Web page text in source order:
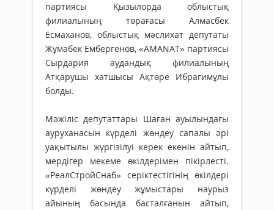
партиясы Қызылор­да облыстық
филиалының төрағасы Алмасбек
Есмаханов, об­лыс­тық мәслихат депутаты
Жұмабек Ембергенов, «AMANAT» пар­тиясы
Сырдария аудандық фи­лиалы­ның
Атқарушы хатшысы Ақтөре Ибрагимұлы
болды.
Мәжіліс депутаттары Шаған ауы­лындағы
ауруханасын күрделі жөндеу сапалы әрі
уақытылы жүргізілуі керек екенін айтып,
мердігер мекеме өкілдерімен пікір­лесті.
«РеалСтройСнаб» серік­тес­тігінің өкілдері
күрделі жөндеу жұмыстары наурыз
айының басында басталғанын айтып,